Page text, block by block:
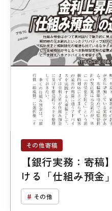
その他寄稿
【銀行実務：寄
ける「仕組み預金
ス その他